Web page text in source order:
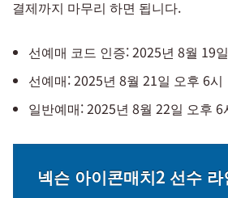
결제까지 마무리 하면 됩니다.
선예매 코드 인증: 2025년 8월 19
선예매: 2025년 8월 21일 오후 6시
일반예매: 2025년 8월 22일 오후 6
넥슨 아이콘매치2 선수